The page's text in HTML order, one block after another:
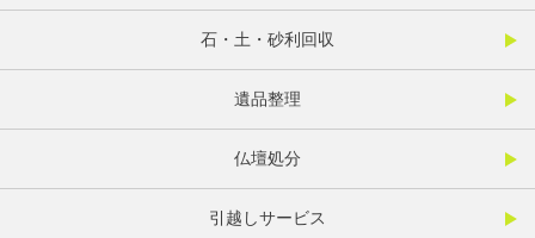
石・土・砂利回収
遺品整理
仏壇処分
引越しサービス